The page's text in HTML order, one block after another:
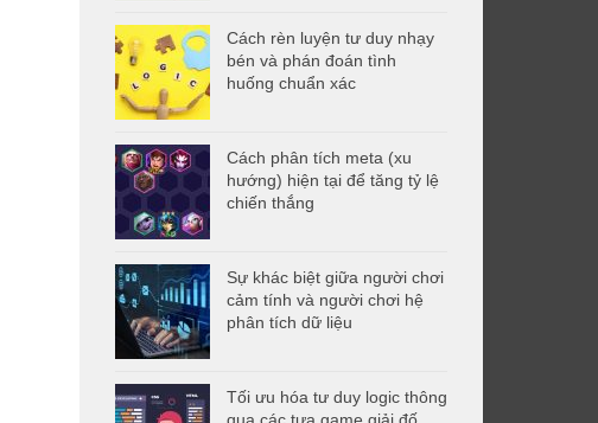
Cách rèn luyện tư duy nhạy
bén và phán đoán tình
huống chuẩn xác
Cách phân tích meta (xu
hướng) hiện tại để tăng tỷ lệ
chiến thắng
Sự khác biệt giữa người chơi
cảm tính và người chơi hệ
phân tích dữ liệu
Tối ưu hóa tư duy logic thông